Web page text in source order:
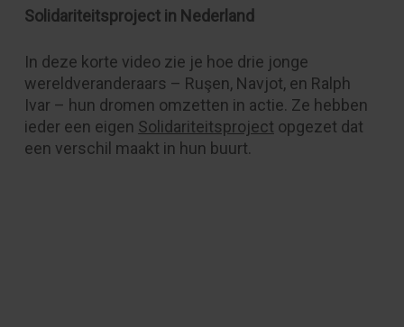
Solidariteitsproject in Nederland
In deze korte video zie je hoe drie jonge
wereldveranderaars – Ruşen, Navjot, en Ralph
Ivar – hun dromen omzetten in actie. Ze hebben
ieder een eigen Solidariteitsproject opgezet dat
een verschil maakt in hun buurt.